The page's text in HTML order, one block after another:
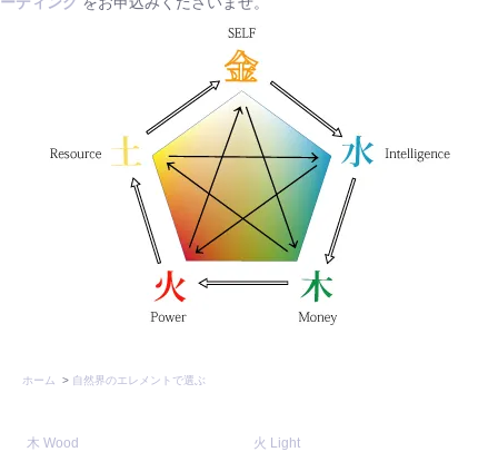
ホーム > 自然界のエレメントで選ぶ
木 Wood
火 Light